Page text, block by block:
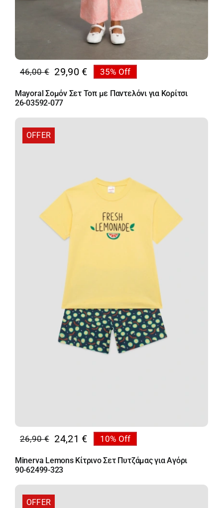
46,00€
Original
price
was:
29,90 €
Η
τρέχουσα
τιμή
29,90 €.
35% Off
Mayoral Σομόν Σετ Τοπ με Παντελόνι για Κορίτσι
26-03592-077
OFFER
26,90€
Original
price
was:
24,21 €
Η
τρέχουσα
τιμή
24,21 €.
10% Off
Minerva Lemons Κίτρινο Σετ Πυτζάμας για Αγόρι
90-62499-323
OFFER